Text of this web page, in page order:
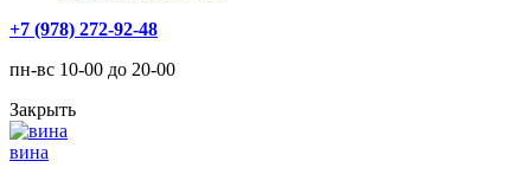
+7 (978) 272-92-48
пн-вс 10-00 до 20-00
Закрыть
вина